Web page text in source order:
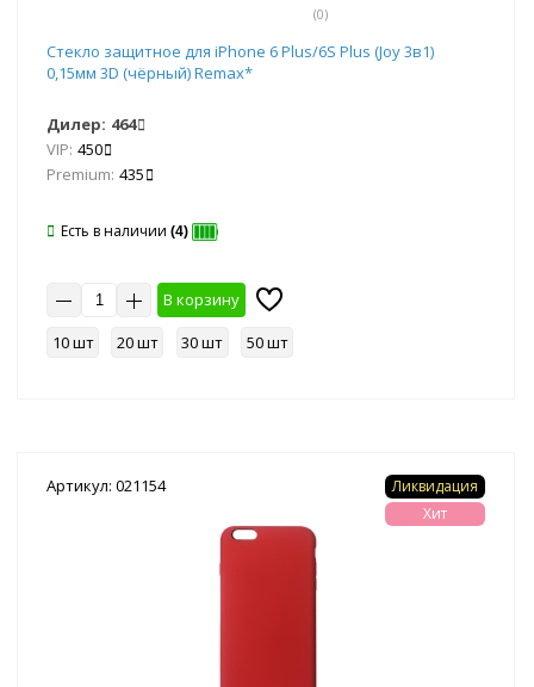
(0)
Стекло защитное для iPhone 6 Plus/6S Plus (Joy 3в1)
0,15мм 3D (чёрный) Remax*
Дилер: 464
VIP: 450
Premium: 435
Есть в наличии (4)
В корзину
10 шт
20 шт 30 шт 50 шт
Артикул: 021154
Ликвидация
Хит